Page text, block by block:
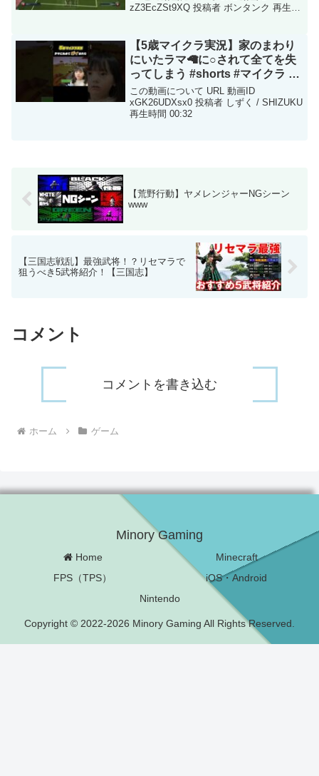
zZ3EcZSt9XQ 投稿者 ボンタンク 再生時
【5歳マイクラ実況】家のまわり
にいたラマ🦙に○されて全てを失
ってしまう #shorts #マイクラ #5
歳ゲーム実況
この動画について URL 動画ID
xGK26UDXsx0 投稿者 しずく / SHIZUKU
再生時間 00:32
【荒野行動】ヤメレンジャーNGシーン
www
【三国志戦乱】最強武将！？リセマラで
狙うべき5武将紹介！【三国志】
コメント
コメントを書き込む
ホーム ゲーム
Minory Gaming
Home
Minecraft
FPS（TPS）
iOS・Android
Nintendo
Copyright © 2022-2026 Minory Gaming All Rights Reserved.